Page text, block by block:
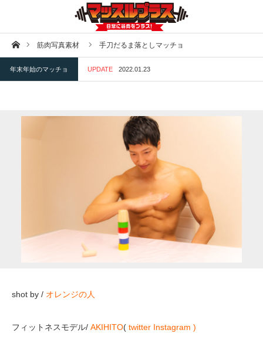
ホーム筋肉写真素材 手刀だるま落としマッチョ
年末年始のマッチョ UPDATE 2022.01.23
shot by / オレンジの人
フィットネスモデル/ AKIHITO( twitter Instagram )